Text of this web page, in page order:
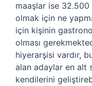
maaşlar ise 32.500
olmak için ne
için kişinin
olması
hiyerarşisi vardır,
alan adaylar en alt
kendilerini